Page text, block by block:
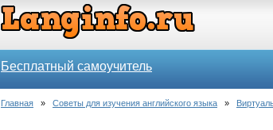
Бесплатный самоучитель
Главная » Советы для изучения английского языка »